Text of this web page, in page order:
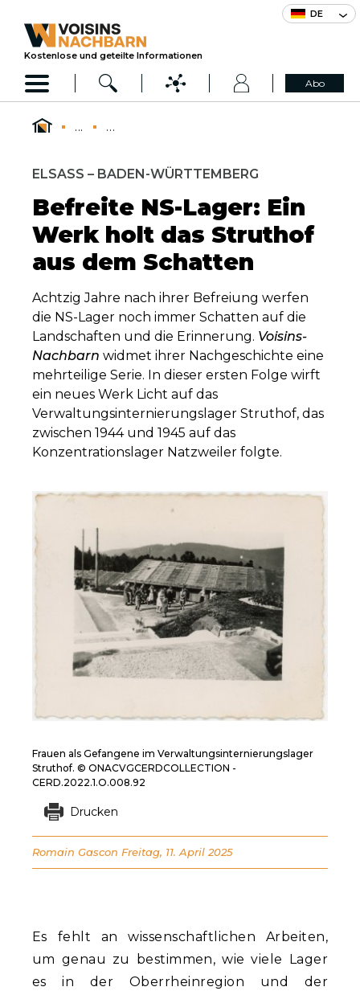
DE
Kostenlose und geteilte Informationen
Abo
... ...
ELSASS – BADEN-WÜRTTEMBERG
Befreite NS-Lager: Ein
Werk holt das Struthof
aus dem Schatten
Achtzig Jahre nach ihrer Befreiung werfen
die NS-Lager noch immer Schatten auf die
Landschaften und die Erinnerung. Voisins-
Nachbarn widmet ihrer Nachgeschichte eine
mehrteilige Serie. In dieser ersten Folge wirft
ein neues Werk Licht auf das
Verwaltungsinternierungslager Struthof, das
zwischen 1944 und 1945 auf das
Konzentrationslager Natzweiler folgte.
Es fehlt an wissenschaftlichen Arbeiten,
um genau zu bestimmen, wie viele Lager
es in der Oberrheinregion und der
Frauen als Gefangene im Verwaltungsinternierungslager
Struthof. © ONACVGCERDCOLLECTION -
CERD.2022.1.O.008.92
Drucken
Romain Gascon Freitag, 11. April 2025